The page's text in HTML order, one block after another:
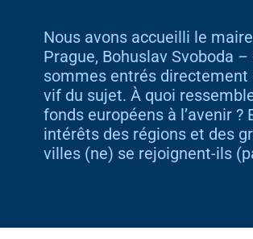
Nous avons accueilli le
Prague, Bohuslav Svoboda
sommes entrés directement
vif du sujet. À quoi
fonds européens à l’avenir ?
intérêts des régions et des
villes (ne) se rejoignent-ils